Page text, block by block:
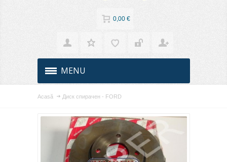
0,00 €
MENU
Acasă Диск спирачен - FORD